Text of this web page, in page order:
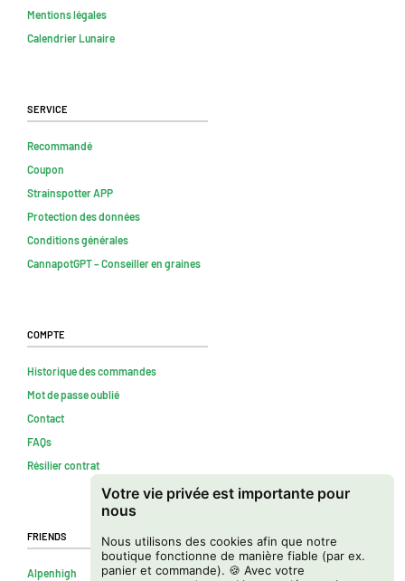
Votre vie privée est importante pour
nous
Nous utilisons des cookies afin que notre
boutique fonctionne de manière fiable (par ex.
panier et commande). 🍪 Avec votre
Mentions légales
Calendrier Lunaire
Service
Recommandé
Coupon
Strainspotter APP
Protection des données
Conditions générales
CannapotGPT – Conseiller en graines
Compte
Historique des commandes
Mot de passe oublié
Contact
FAQs
Résilier contrat
Friends
Alpenhigh